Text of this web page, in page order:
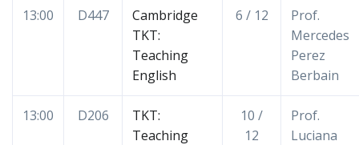
13:00 D447
Cambridge
TKT:
Teaching
English
6 / 12
Prof.
Mercedes
Perez
Berbain
13:00 D206
TKT:
Teaching
10 /
12
Prof.
Luciana